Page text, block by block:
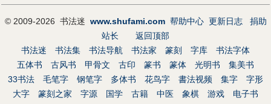
© 2009-2026 书法迷 www.shufami.com 帮助中心 更新日志
捐助
站长
返回顶部
书法迷
书法集 书法导航 书法家 篆刻 字库
书法字体
五体书
古风书 甲骨文 古印 篆书 篆体 光明书
集美书
33书法
毛笔字 钢笔字 多体书 花鸟字 書法视频 集字
字形
大字
篆刻之家 字源 国学 古籍 中医 象棋 游戏
电子书